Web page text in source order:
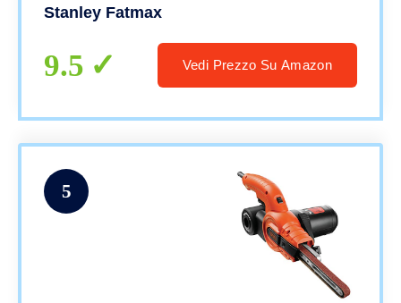
Stanley Fatmax
9.5 Vedi Prezzo Su Amazon
5